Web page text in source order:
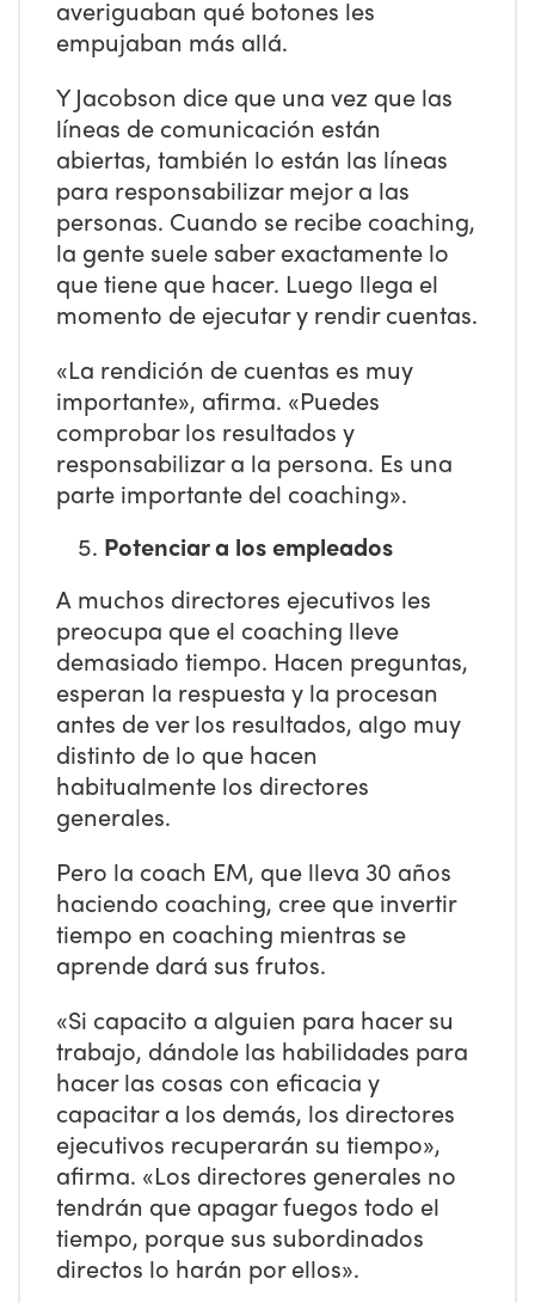
averiguaban qué botones les
empujaban más allá.
Y Jacobson dice que una vez que las
líneas de comunicación están
abiertas, también lo están las líneas
para responsabilizar mejor a las
personas. Cuando se recibe coaching,
la gente suele saber exactamente lo
que tiene que hacer. Luego llega el
momento de ejecutar y rendir cuentas.
«La rendición de cuentas es muy
importante», afirma. «Puedes
comprobar los resultados y
responsabilizar a la persona. Es una
parte importante del coaching».
Potenciar a los empleados
A muchos directores ejecutivos les
preocupa que el coaching lleve
demasiado tiempo. Hacen preguntas,
esperan la respuesta y la procesan
antes de ver los resultados, algo muy
distinto de lo que hacen
habitualmente los directores
generales.
Pero la coach EM, que lleva 30 años
haciendo coaching, cree que invertir
tiempo en coaching mientras se
aprende dará sus frutos.
«Si capacito a alguien para hacer su
trabajo, dándole las habilidades para
hacer las cosas con eficacia y
capacitar a los demás, los directores
ejecutivos recuperarán su tiempo»,
afirma. «Los directores generales no
tendrán que apagar fuegos todo el
tiempo, porque sus subordinados
directos lo harán por ellos».